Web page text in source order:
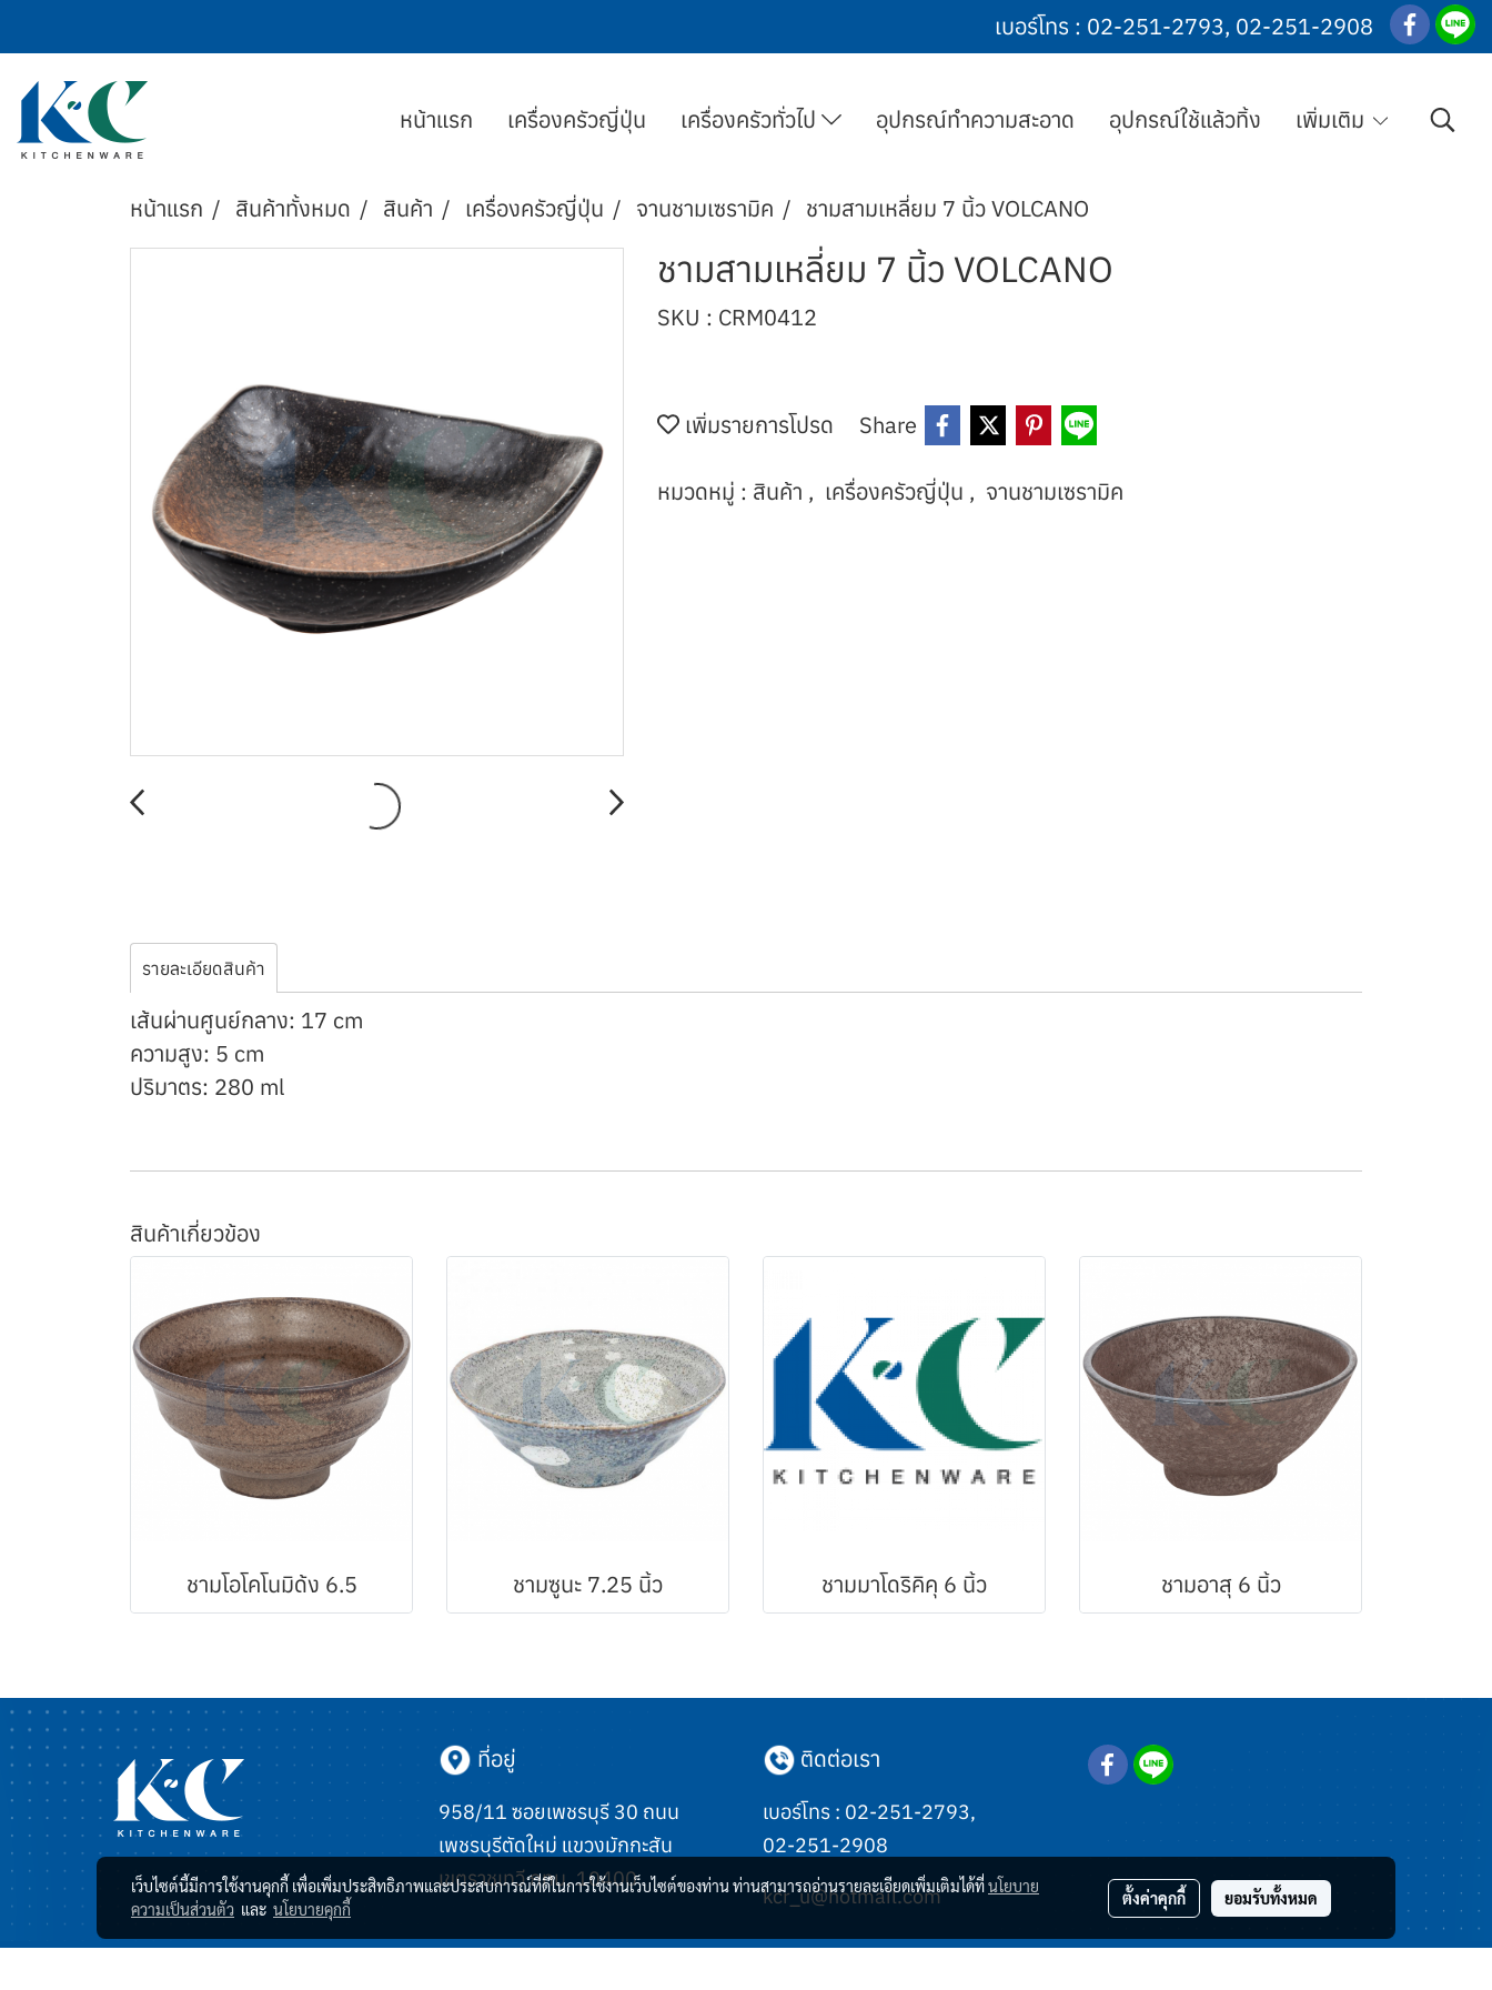
เบอร์โทร : 02-251-2793, 02-251-2908
หน้าแรก เครื่องครัวญี่ปุ่น เครื่องครัวทั่วไป อุปกรณ์ทำความสะอาด อุปกรณ์ใช้แล้วทิ้ง เพิ่มเติม
หน้าแรก สินค้าทั้งหมด สินค้า เครื่องครัวญี่ปุ่น จานชามเซรามิค ชามสามเหลี่ยม 7 นิ้ว VOLCANO
ชามสามเหลี่ยม 7 นิ้ว VOLCANO
SKU : CRM0412
เพิ่มรายการโปรด Share
หมวดหมู่ : สินค้า , เครื่องครัวญี่ปุ่น , จานชามเซรามิค
รายละเอียดสินค้า
เส้นผ่านศูนย์กลาง: 17 cm
ความสูง: 5 cm
ปริมาตร: 280 ml
สินค้าเกี่ยวข้อง
ชามโอโคโนมิด้ง 6.5 ชามซูนะ 7.25 นิ้ว ชามมาโดริคิคุ 6 นิ้ว ชามอาสุ 6 นิ้ว
ที่อยู่
958/11 ซอยเพชรบุรี 30 ถนน
เพชรบุรีตัดใหม่ แขวงมักกะสัน
เขตราชเทวี กทม. 10400
ติดต่อเรา
เบอร์โทร : 02-251-2793,
02-251-2908
kcr_u@hotmail.com
เว็บไซต์นี้มีการใช้งานคุกกี้ เพื่อเพิ่มประสิทธิภาพและประสบการณ์ที่ดีในการใช้งานเว็บไซต์ของท่าน ท่านสามารถอ่านรายละเอียดเพิ่มเติมได้ที่นโยบาย
ความเป็นส่วนตัว และ นโยบายคุกกี้
ตั้งค่าคุกกี้ ยอมรับทั้งหมด